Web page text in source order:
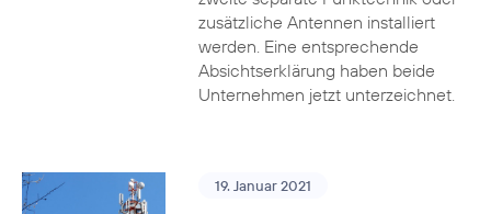
zusätzliche Antennen installiert
werden. Eine entsprechende
Absichtserklärung haben beide
Unternehmen jetzt unterzeichnet.
19. Januar 2021